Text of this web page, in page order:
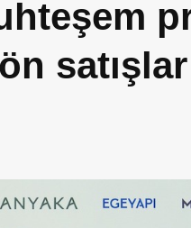
satışlar